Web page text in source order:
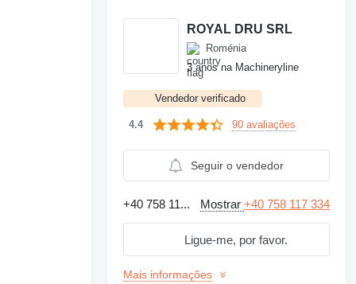
ROYAL DRU SRL
Roménia
3 anos na Machineryline
Vendedor verificado
4.4 90 avaliações
Seguir o vendedor
+40 758 11... Mostrar+40 758 117 334
Ligue-me, por favor.
Mais informações